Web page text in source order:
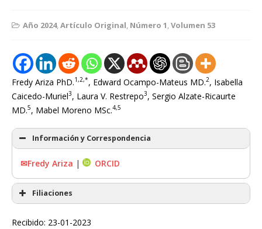
Año 2024,Artículo Original, Número 1,Volumen 53
Fredy Ariza PhD.1,2,*, Edward Ocampo-Mateus MD.2, Isabella
Caicedo-Muriel3, Laura V. Restrepo3, Sergio Alzate-Ricaurte
MD.5, Mabel Moreno MSc.4,5
Información y Correspondencia
✉Fredy Ariza | ORCID
Filiaciones
Recibido: 23-01-2023